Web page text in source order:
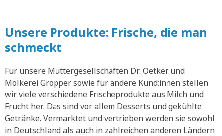
Unsere Produkte: Frische, die man
schmeckt
Für unsere Muttergesellschaften Dr. Oetker und
Molkerei Gropper sowie für andere Kund:innen stellen
wir viele verschiedene Frischeprodukte aus Milch und
Frucht her. Das sind vor allem Desserts und gekühlte
Getränke. Vermarktet und vertrieben werden sie sowohl
in Deutschland als auch in zahlreichen anderen Ländern